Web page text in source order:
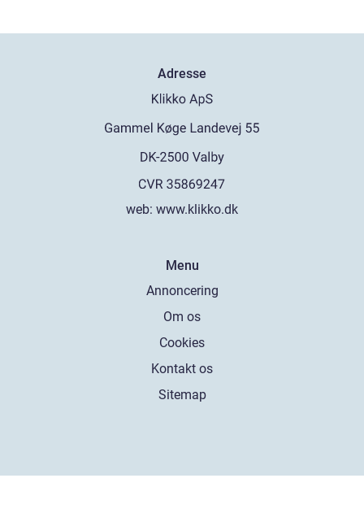
Adresse
web: www.klikko.dk
Menu
Annoncering
Om os
Cookies
Kontakt os
Sitemap